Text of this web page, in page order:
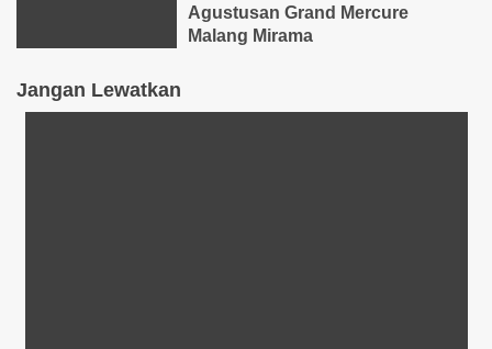
Agustusan Grand Mercure
Malang Mirama
Jangan Lewatkan